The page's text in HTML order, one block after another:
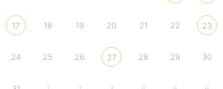
17 18 19 20 21 22 23
24 25 26 27 28 29 30